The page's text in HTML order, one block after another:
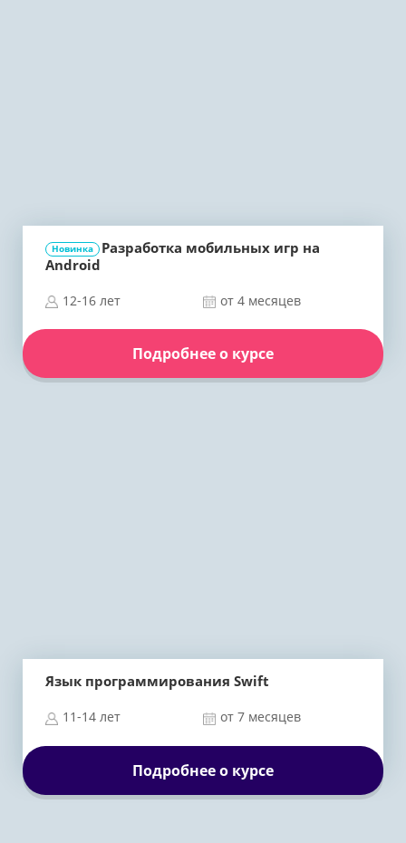
Новинка
Разработка мобильных игр на
Android
12-16 лет от 4 месяцев
Подробнее о курсе
Язык программирования Swift
11-14 лет от 7 месяцев
Подробнее о курсе